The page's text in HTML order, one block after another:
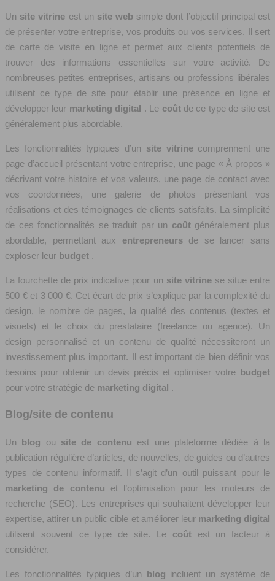
Un site vitrine est un site web simple dont l’objectif principal est
de présenter votre entreprise, vos produits ou vos services. Il sert
de carte de visite en ligne et permet aux clients potentiels de
trouver des informations essentielles sur votre activité. De
nombreuses petites entreprises, artisans ou professions libérales
utilisent ce type de site pour établir une présence en ligne et
développer leur marketing digital . Le coût de ce type de site est
généralement plus abordable.
Les fonctionnalités typiques d’un site vitrine comprennent une
page d’accueil présentant votre entreprise, une page « À propos »
décrivant votre histoire et vos valeurs, une page de contact avec
vos coordonnées, une galerie de photos présentant vos
réalisations et des témoignages de clients satisfaits. La simplicité
de ces fonctionnalités se traduit par un coût généralement plus
abordable, permettant aux entrepreneurs de se lancer sans
exploser leur budget .
La fourchette de prix indicative pour un site vitrine se situe entre
500 € et 3 000 €. Cet écart de prix s’explique par la complexité du
design, le nombre de pages, la qualité des contenus (textes et
visuels) et le choix du prestataire (freelance ou agence). Un
design personnalisé et un contenu de qualité nécessiteront un
investissement plus important. Il est important de bien définir vos
besoins pour obtenir un devis précis et optimiser votre budget
pour votre stratégie de marketing digital .
Blog/site de contenu
Un blog ou site de contenu est une plateforme dédiée à la
publication régulière d’articles, de nouvelles, de guides ou d’autres
types de contenu informatif. Il s’agit d’un outil puissant pour le
marketing de contenu et l’optimisation pour les moteurs de
recherche (SEO). Les entreprises qui souhaitent développer leur
expertise, attirer un public cible et améliorer leur marketing digital
utilisent souvent ce type de site. Le coût est un facteur à
considérer.
Les fonctionnalités typiques d’un blog incluent un système de